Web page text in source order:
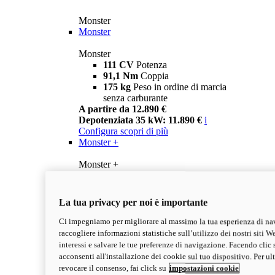
Monster
Monster
Monster
111 CV Potenza
91,1 Nm Coppia
175 kg Peso in ordine di marcia
senza carburante
A partire da 12.890 €
Depotenziata 35 kW: 11.890 € i
Configura scopri di più
Monster +
Monster +
Peso in ordine di marcia
senza carburante
A partire da 13.290 €
Depotenziata 35 kW: 12.290 €i
Configura Scopri di più
new Monster 100
La tua privacy per noi è importante
Ci impegniamo per migliorare al massimo la tua esperienza di
raccogliere informazioni statistiche sull’utilizzo dei nostri siti
interessi e salvare le tue preferenze di navigazione. Facendo
acconsenti all'installazione dei cookie sul tuo dispositivo. Per
revocare il consenso, fai click su impostazioni cookie